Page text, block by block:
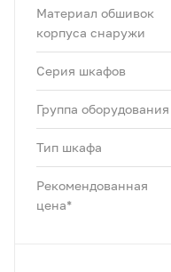
Материал обшивок
корпуса снаружи
Серия шкафов
Группа оборудования
Тип шкафа
Рекомендованная
цена*